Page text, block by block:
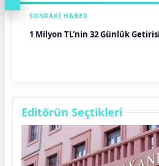
SONRAKI HABER
1 Milyon TL'nin 32 Günlük
Editörün Seçtikleri